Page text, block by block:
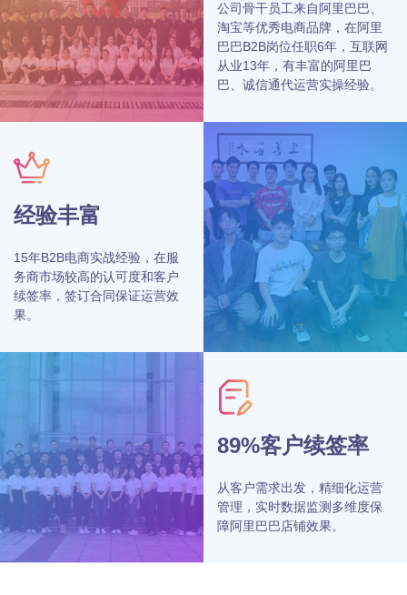
公司骨干员工来自阿里巴巴、
淘宝等优秀电商品牌，在阿里
巴巴B2B岗位任职6年，互联网
从业13年，有丰富的阿里巴
巴、诚信通代运营实操经验。
经验丰富
15年B2B电商实战经验，在服
务商市场较高的认可度和客户
续签率，签订合同保证运营效
果。
89%客户续签率
从客户需求出发，精细化运营
管理，实时数据监测多维度保
障阿里巴巴店铺效果。